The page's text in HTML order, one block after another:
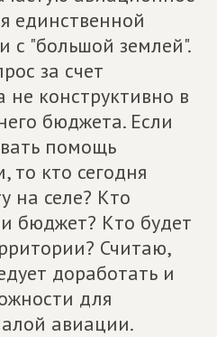
единственной
с "большой землей".
за счет
конструктивно в
бюджета. Если
помощь
то кто сегодня
на селе? Кто
бюджет? Кто будет
Считаю,
доработать и
для
авиации.